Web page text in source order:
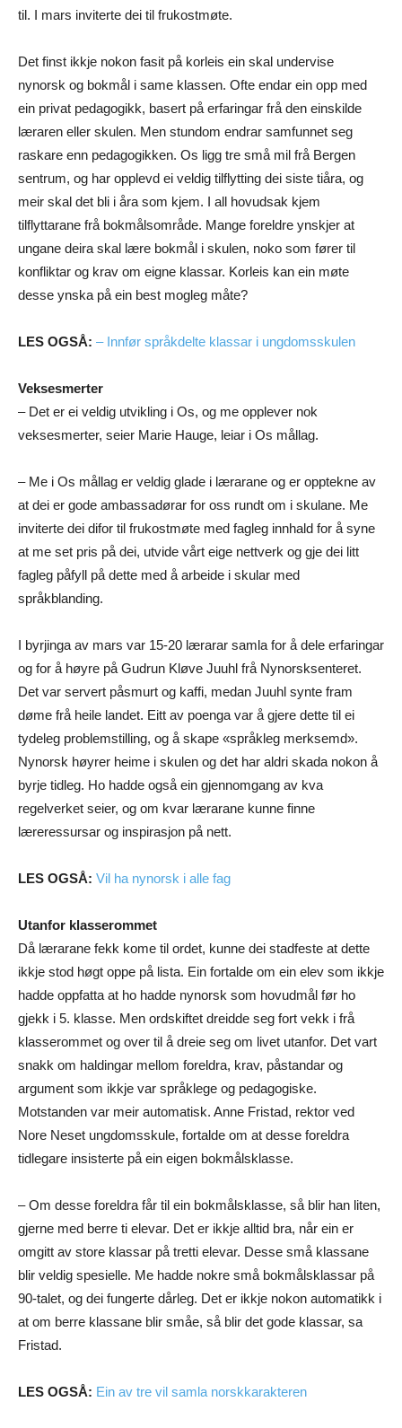
til. I mars inviterte dei til frukostmøte.
Det finst ikkje nokon fasit på korleis ein skal undervise
nynorsk og bokmål i same klassen. Ofte endar ein opp med
ein privat pedagogikk, basert på erfaringar frå den einskilde
læraren eller skulen. Men stundom endrar samfunnet seg
raskare enn pedagogikken. Os ligg tre små mil frå Bergen
sentrum, og har opplevd ei veldig tilflytting dei siste tiåra, og
meir skal det bli i åra som kjem. I all hovudsak kjem
tilflyttarane frå bokmålsområde. Mange foreldre ynskjer at
ungane deira skal lære bokmål i skulen, noko som fører til
konfliktar og krav om eigne klassar. Korleis kan ein møte
desse ynska på ein best mogleg måte?
LES OGSÅ: – Innfør språkdelte klassar i ungdomsskulen
Veksesmerter
– Det er ei veldig utvikling i Os, og me opplever nok
veksesmerter, seier Marie Hauge, leiar i Os mållag.
– Me i Os mållag er veldig glade i lærarane og er opptekne av
at dei er gode ambassadørar for oss rundt om i skulane. Me
inviterte dei difor til frukostmøte med fagleg innhald for å syne
at me set pris på dei, utvide vårt eige nettverk og gje dei litt
fagleg påfyll på dette med å arbeide i skular med
språkblanding.
I byrjinga av mars var 15-20 lærarar samla for å dele erfaringar
og for å høyre på Gudrun Kløve Juuhl frå Nynorsksenteret.
Det var servert påsmurt og kaffi, medan Juuhl synte fram
døme frå heile landet. Eitt av poenga var å gjere dette til ei
tydeleg problemstilling, og å skape «språkleg merksemd».
Nynorsk høyrer heime i skulen og det har aldri skada nokon å
byrje tidleg. Ho hadde også ein gjennomgang av kva
regelverket seier, og om kvar lærarane kunne finne
læreressursar og inspirasjon på nett.
LES OGSÅ: Vil ha nynorsk i alle fag
Utanfor klasserommet
Då lærarane fekk kome til ordet, kunne dei stadfeste at dette
ikkje stod høgt oppe på lista. Ein fortalde om ein elev som ikkje
hadde oppfatta at ho hadde nynorsk som hovudmål før ho
gjekk i 5. klasse. Men ordskiftet dreidde seg fort vekk i frå
klasserommet og over til å dreie seg om livet utanfor. Det vart
snakk om haldingar mellom foreldra, krav, påstandar og
argument som ikkje var språklege og pedagogiske.
Motstanden var meir automatisk. Anne Fristad, rektor ved
Nore Neset ungdomsskule, fortalde om at desse foreldra
tidlegare insisterte på ein eigen bokmålsklasse.
– Om desse foreldra får til ein bokmålsklasse, så blir han liten,
gjerne med berre ti elevar. Det er ikkje alltid bra, når ein er
omgitt av store klassar på tretti elevar. Desse små klassane
blir veldig spesielle. Me hadde nokre små bokmålsklassar på
90-talet, og dei fungerte dårleg. Det er ikkje nokon automatikk i
at om berre klassane blir småe, så blir det gode klassar, sa
Fristad.
LES OGSÅ: Ein av tre vil samla norskkarakteren